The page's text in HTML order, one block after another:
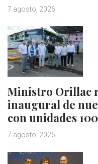
7 agosto, 2026
Ministro Orillac
inaugural de
con unidades
7 agosto, 2026